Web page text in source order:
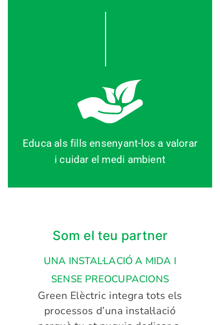
Educa als fills ensenyant-los a valorar
i cuidar el medi ambient
Som el teu partner
UNA INSTAL·LACIÓ A MIDA I
SENSE PREOCUPACIONS
Green Elèctric integra tots els
processos d’una instal·lació